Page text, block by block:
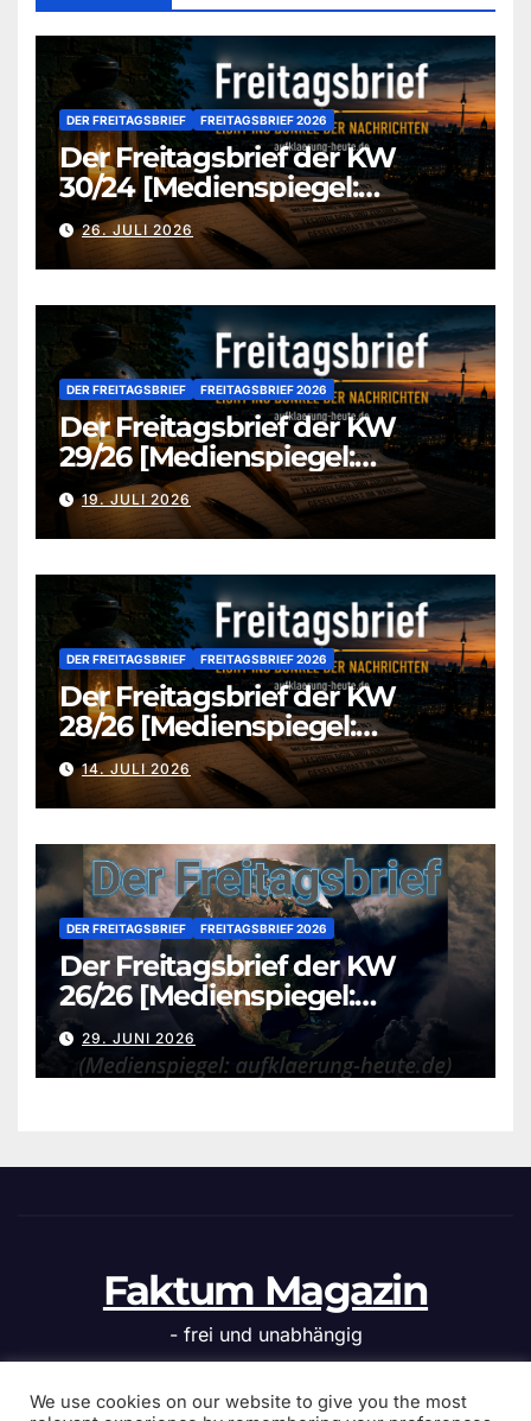
DER FREITAGSBRIEF FREITAGSBRIEF 2026
Der Freitagsbrief der KW
30/24 [Medienspiegel:
aufklaerung-heute-de]
26. JULI 2026
DER FREITAGSBRIEF FREITAGSBRIEF 2026
Der Freitagsbrief der KW
29/26 [Medienspiegel:
aufklaerung-heute.de]
19. JULI 2026
DER FREITAGSBRIEF FREITAGSBRIEF 2026
Der Freitagsbrief der KW
28/26 [Medienspiegel:
aufklaerung-heute.de]
14. JULI 2026
DER FREITAGSBRIEF FREITAGSBRIEF 2026
Der Freitagsbrief der KW
26/26 [Medienspiegel:
aufklaerung-heute.de]
29. JUNI 2026
Faktum Magazin
- frei und unabhängig
We use cookies on our website to give you the most